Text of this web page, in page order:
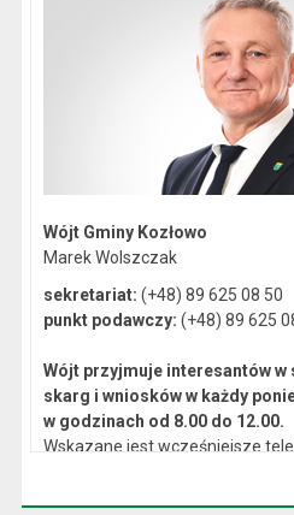
Wójt Gminy Kozłowo
Marek Wolszczak
sekretariat: (+48) 89 625 08 50
punkt podawczy: (+48) 89 625
Wójt przyjmuje interesantów w
skarg i wniosków w każdy
w godzinach od 8.00 do 12.00.
Wskazane jest wcześniejsze